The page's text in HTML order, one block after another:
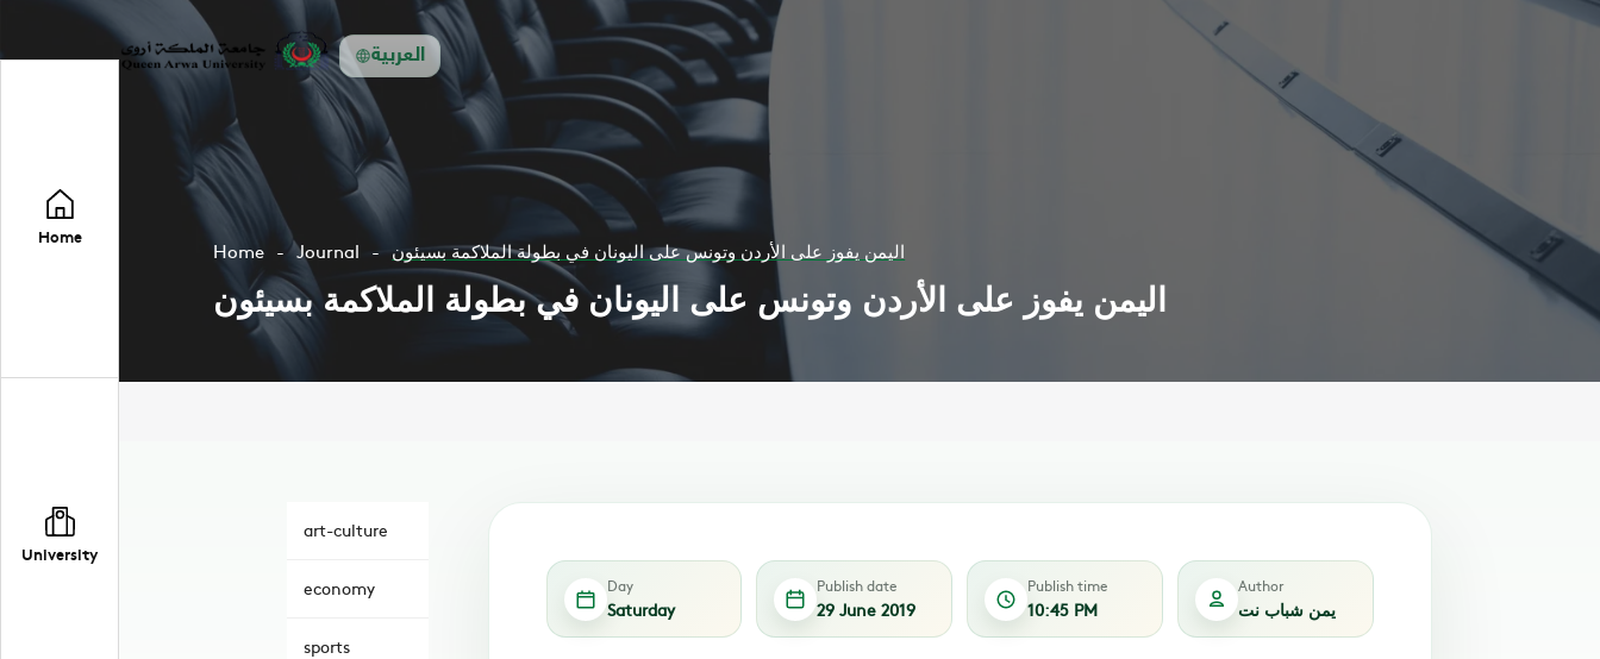
العربية
Home
University
Home Journal اليمن يفوز على الأردن وتونس على اليونان في بطولة الملاكمة بسيئون
اليمن يفوز على الأردن وتونس على اليونان في بطولة الملاكمة بسيئون
art-culture
economy
sports
Day
Saturday
Publish date
29 June 2019
Publish time
10:45 PM
Author
يمن شباب نت